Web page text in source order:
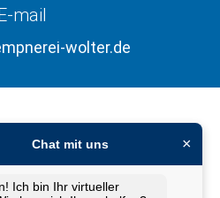
mail
wolter.de
WOLTER
besteht seit über 30 Jahren
In der jetzigen
Chat mit uns ×
Ich bin Ihr virtueller